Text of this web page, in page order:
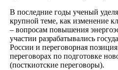
В последние годы ученый
крупной теме, как изменение
– вопросам повышения
участии разрабатывались
России и переговорная
переговорах по подготовке
(посткиотские переговоры).